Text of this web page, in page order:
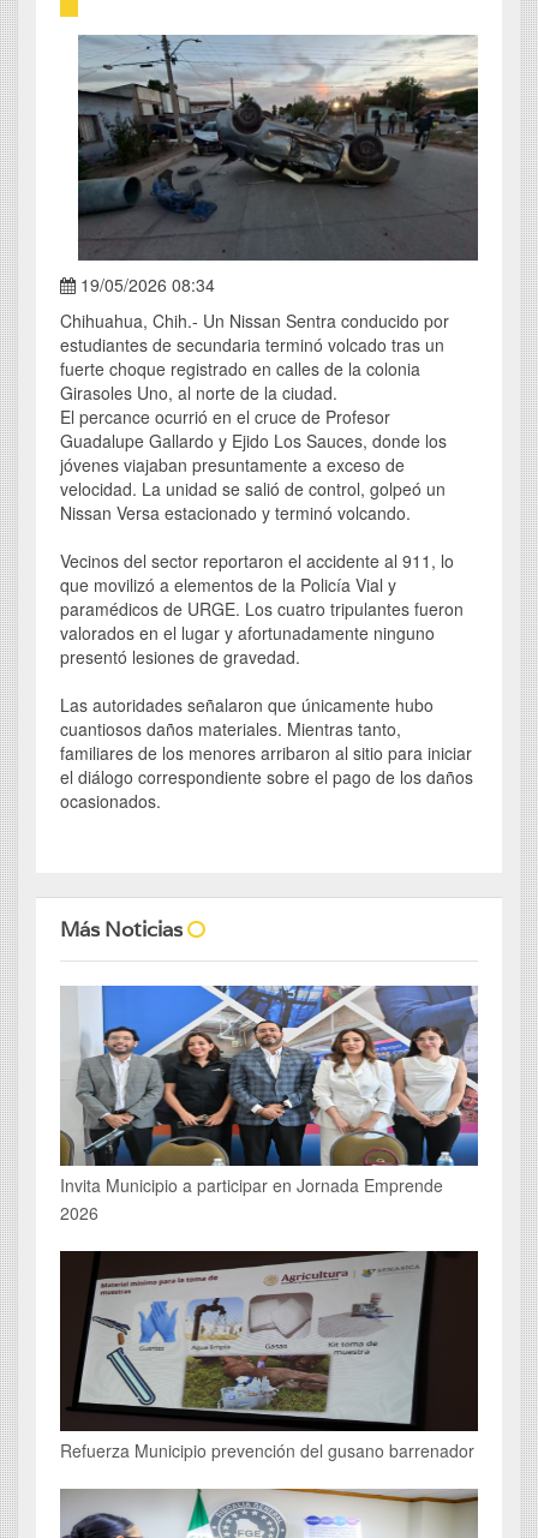
19/05/2026 08:34
Chihuahua, Chih.- Un Nissan Sentra conducido por
estudiantes de secundaria terminó volcado tras un
fuerte choque registrado en calles de la colonia
Girasoles Uno, al norte de la ciudad.
El percance ocurrió en el cruce de Profesor
Guadalupe Gallardo y Ejido Los Sauces, donde los
jóvenes viajaban presuntamente a exceso de
velocidad. La unidad se salió de control, golpeó un
Nissan Versa estacionado y terminó volcando.
Vecinos del sector reportaron el accidente al 911, lo
que movilizó a elementos de la Policía Vial y
paramédicos de URGE. Los cuatro tripulantes fueron
valorados en el lugar y afortunadamente ninguno
presentó lesiones de gravedad.
Las autoridades señalaron que únicamente hubo
cuantiosos daños materiales. Mientras tanto,
familiares de los menores arribaron al sitio para iniciar
el diálogo correspondiente sobre el pago de los daños
ocasionados.
Más Noticias
Invita Municipio a participar en Jornada Emprende
2026
Refuerza Municipio prevención del gusano barrenador